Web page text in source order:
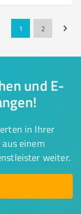
1 2
und E-
in Ihrer
einem
weiter.